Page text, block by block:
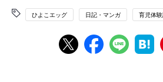
ひよこエッグ 日記・マンガ 育児体